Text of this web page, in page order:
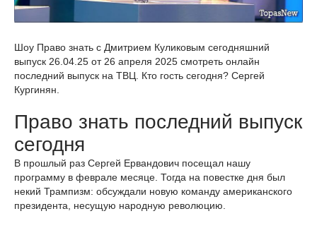
Шоу Право знать с Дмитрием Куликовым сегодняшний
выпуск 26.04.25 от 26 апреля 2025 смотреть онлайн
последний выпуск на ТВЦ. Кто гость сегодня? Сергей
Кургинян.
Право знать последний выпуск
сегодня
В прошлый раз Сергей Ервандович посещал нашу
программу в феврале месяце. Тогда на повестке дня был
некий Трампизм: обсуждали новую команду американского
президента, несущую народную революцию.